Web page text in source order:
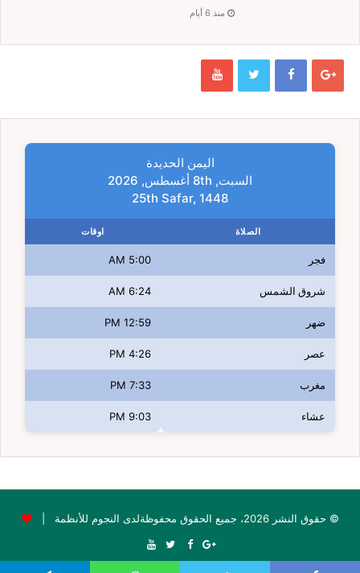
منذ 6 أيام
اليمن الحديدة
السبت, 8th أغسطس, 2026
25th Safar, 1448
الصلاة اوقات
فجر 5:00 AM
شروق الشمس 6:24 AM
ضهر 12:59 PM
عصر 4:26 PM
مغرب 7:33 PM
عشاء 9:03 PM
© حقوق النشر 2026، جميع الحقوق محفوظةلدى النجوم للأنظمة |